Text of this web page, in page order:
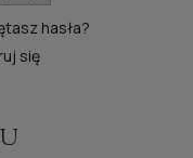
hasła?
się